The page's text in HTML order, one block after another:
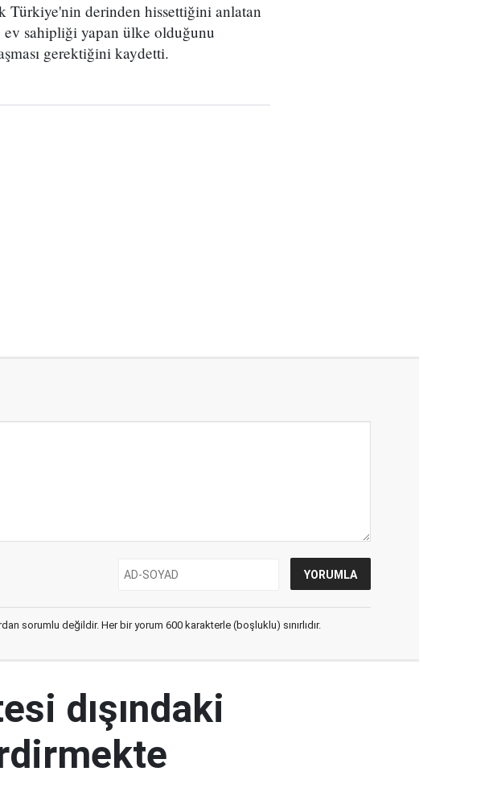
derinden hissettiğini anlatan
sahipliği yapan ülke olduğunu
gerektiğini kaydetti.
sorumlu değildir. Her bir yorum 600 karakterle (boşluklu) sınırlıdır.
dışındaki